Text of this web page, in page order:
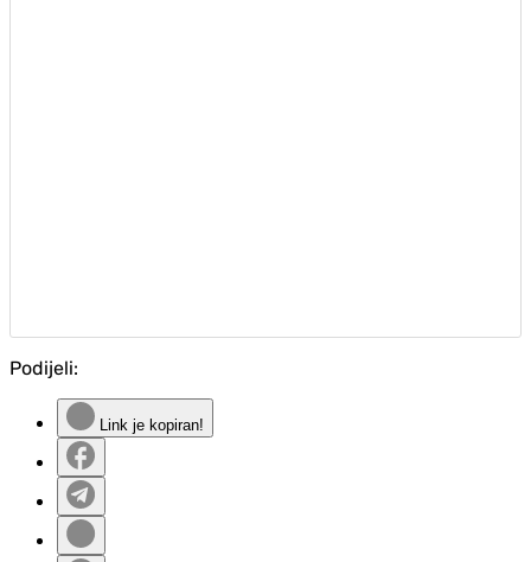
Podijeli:
Link je kopiran!